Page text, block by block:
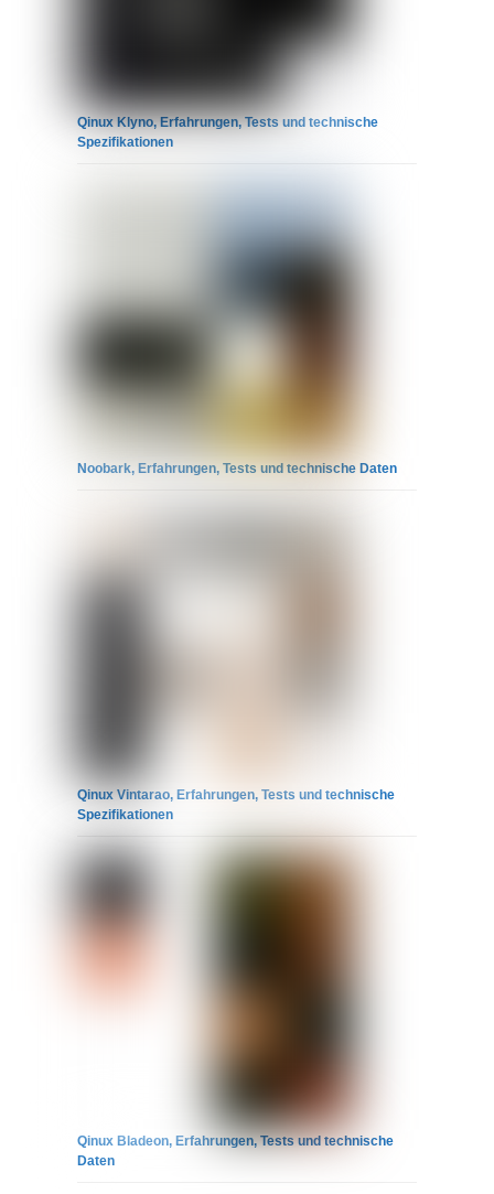
Qinux Klyno, Erfahrungen, Tests und technische
Spezifikationen
Noobark, Erfahrungen, Tests und technische Daten
Qinux Vintarao, Erfahrungen, Tests und technische
Spezifikationen
Qinux Bladeon, Erfahrungen, Tests und technische
Daten